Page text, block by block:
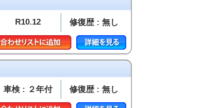
R10.12 修復歴 : 無し
車検 : ２年付 修復歴 : 無し